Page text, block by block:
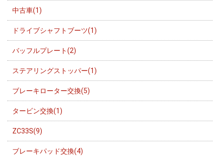
中古車(1)
ドライブシャフトブーツ(1)
バッフルプレート(2)
ステアリングストッパー(1)
ブレーキローター交換(5)
タービン交換(1)
ZC33S(9)
ブレーキパッド交換(4)